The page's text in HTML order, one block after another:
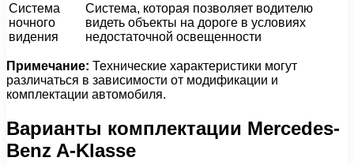
Система
ночного
видения
Система, которая позволяет водителю
видеть объекты на дороге в условиях
недостаточной освещенности
Примечание: Технические характеристики могут
различаться в зависимости от модификации и
комплектации автомобиля.
Варианты комплектации Mercedes-
Benz A-Klasse